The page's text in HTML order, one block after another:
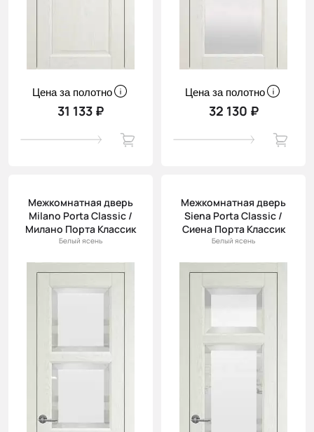
Цена за полотно
31 133 ₽
Цена за полотно
32 130 ₽
Межкомнатная дверь
Milano Porta Classic /
Милано Порта Классик
Белый ясень
Межкомнатная дверь
Siena Porta Classic /
Сиена Порта Классик
Белый ясень